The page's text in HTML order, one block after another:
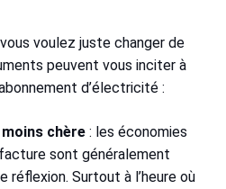
voulez juste changer de
peuvent vous inciter à
d’électricité :
chère : les économies
sont généralement
réflexion. Surtout à l’heure où